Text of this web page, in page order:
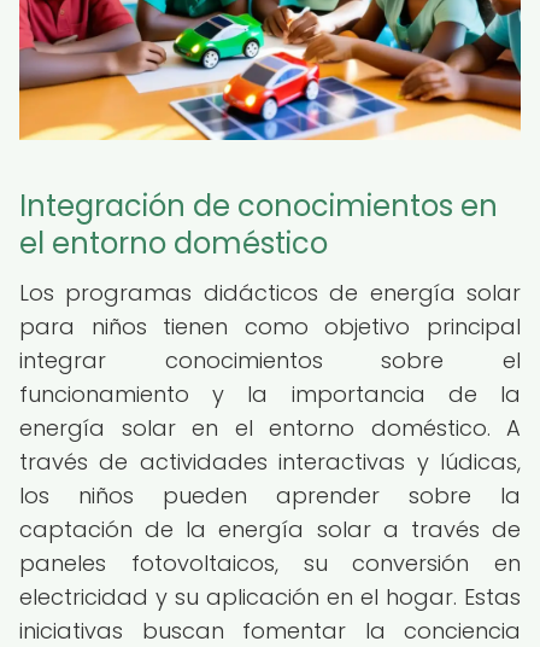
Integración de conocimientos en
el entorno doméstico
Los programas didácticos de energía solar
para niños tienen como objetivo principal
integrar conocimientos sobre el
funcionamiento y la importancia de la
energía solar en el entorno doméstico. A
través de actividades interactivas y lúdicas,
los niños pueden aprender sobre la
captación de la energía solar a través de
paneles fotovoltaicos, su conversión en
electricidad y su aplicación en el hogar. Estas
iniciativas buscan fomentar la conciencia